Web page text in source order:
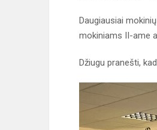
Daugiausiai
mokiniams II-ame
Džiugu pranešti,